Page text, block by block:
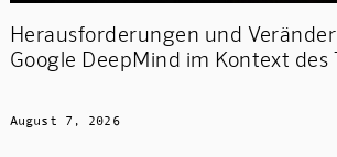
Herausforderungen und
Google DeepMind im Kontext des
August 7, 2026